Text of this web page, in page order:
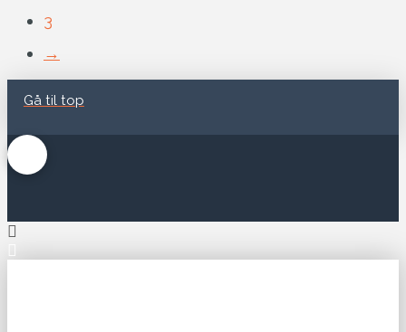
3
→
Gå til top